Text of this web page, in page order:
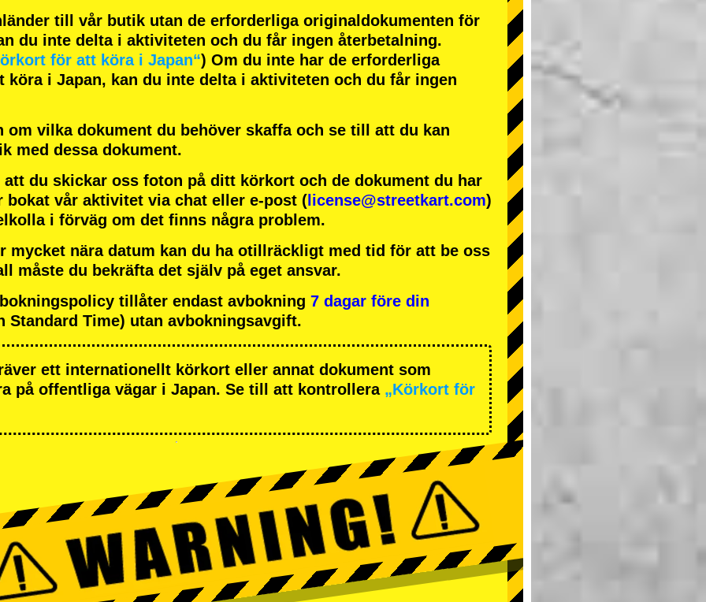
till vår butik utan de erforderliga originaldokumenten för
du inte delta i aktiviteten och du får ingen återbetalning.
för att köra i Japan“) Om du inte har de erforderliga
köra i Japan, kan du inte delta i aktiviteten och du får ingen
om vilka dokument du behöver skaffa och se till att du kan
med dessa dokument.
att du skickar oss foton på ditt körkort och de dokument du har
bokat vår aktivitet via chat eller e-post ( license@streetkart.com)
i förväg om det finns några problem.
mycket nära datum kan du ha otillräckligt med tid för att be oss
måste du bekräfta det själv på eget ansvar.
tillåter endast avbokning 7 dagar före din
Standard Time) utan avbokningsavgift.
ett internationellt körkort eller annat dokument som
på offentliga vägar i Japan. Se till att kontrollera „Körkort för